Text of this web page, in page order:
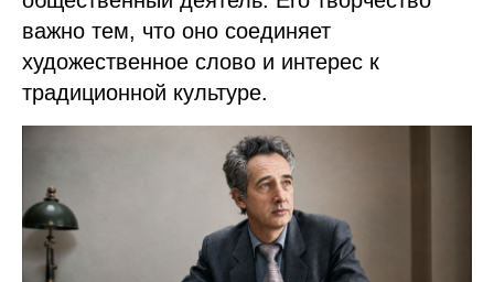
важно тем, что оно соединяет
художественное слово и интерес к
традиционной культуре.